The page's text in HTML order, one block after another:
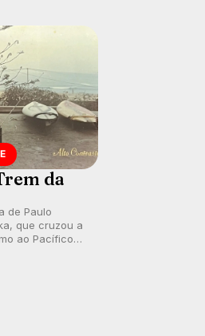
da
de Paulo
que cruzou a
ao Pacífico
se tornou um